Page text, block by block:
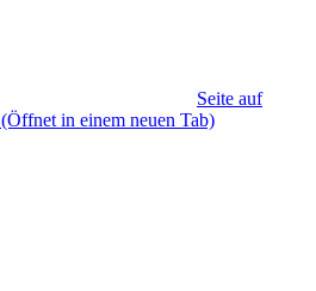
Seite auf
(Öffnet in einem neuen Tab)